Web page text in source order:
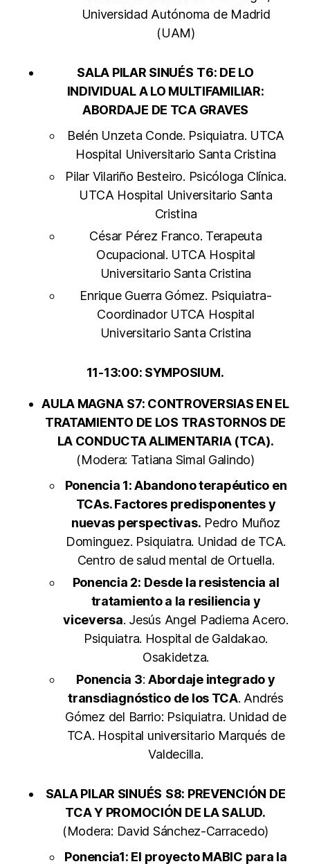
Universidad Autónoma de Madrid
(UAM)
SALA PILAR SINUÉS T6: DE LO
INDIVIDUAL A LO MULTIFAMILIAR:
ABORDAJE DE TCA GRAVES
Belén Unzeta Conde. Psiquiatra. UTCA
Hospital Universitario Santa Cristina
Pilar Vilariño Besteiro. Psicóloga Clínica.
UTCA Hospital Universitario Santa
Cristina
César Pérez Franco. Terapeuta
Ocupacional. UTCA Hospital
Universitario Santa Cristina
Enrique Guerra Gómez. Psiquiatra-
Coordinador UTCA Hospital
Universitario Santa Cristina
11-13:00: SYMPOSIUM.
AULA MAGNA S7: CONTROVERSIAS EN EL
TRATAMIENTO DE LOS TRASTORNOS DE
LA CONDUCTA ALIMENTARIA (TCA).
(Modera: Tatiana Simal Galindo)
Ponencia 1: Abandono terapéutico en
TCAs. Factores predisponentes y
nuevas perspectivas. Pedro Muñoz
Dominguez. Psiquiatra. Unidad de TCA.
Centro de salud mental de Ortuella.
Ponencia 2: Desde la resistencia al
tratamiento a la resiliencia y
viceversa. Jesús Angel Padierna Acero.
Psiquiatra. Hospital de Galdakao.
Osakidetza.
Ponencia 3:Abordaje integrado y
transdiagnóstico de los TCA. Andrés
Gómez del Barrio: Psiquiatra. Unidad de
TCA. Hospital universitario Marqués de
Valdecilla.
SALA PILAR SINUÉS S8: PREVENCIÓN DE
TCA Y PROMOCIÓN DE LA SALUD.
(Modera: David Sánchez-Carracedo)
Ponencia1: El proyecto MABIC para la